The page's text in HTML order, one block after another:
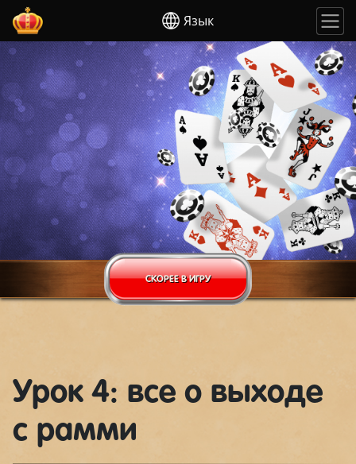
Язык
СКОРЕЕ В ИГРУ
Урок 4: все о выходе
с рамми